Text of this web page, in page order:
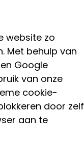
website zo
Met behulp van
Google
van onze
cookie-
door zelf
aan te